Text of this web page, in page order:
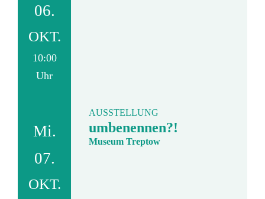
06.
OKT.
10:00
Uhr
Mi.
07.
OKT.
AUSSTELLUNG
umbenennen?!
Museum Treptow